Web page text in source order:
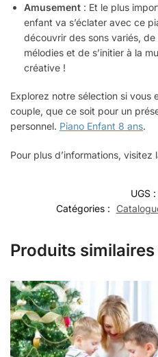
Amusement : Et le plus
enfant va s’éclater avec ce
découvrir des sons variés,
mélodies et de s’initier à la
créative !
Explorez notre sélection si vous
couple, que ce soit pour un
personnel. Piano Enfant 8 ans.
Pour plus d’informations, visitez
UGS :
Catégories :
Produits similaires